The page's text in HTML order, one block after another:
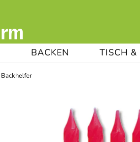
BACKEN TISCH &
Backhelfer